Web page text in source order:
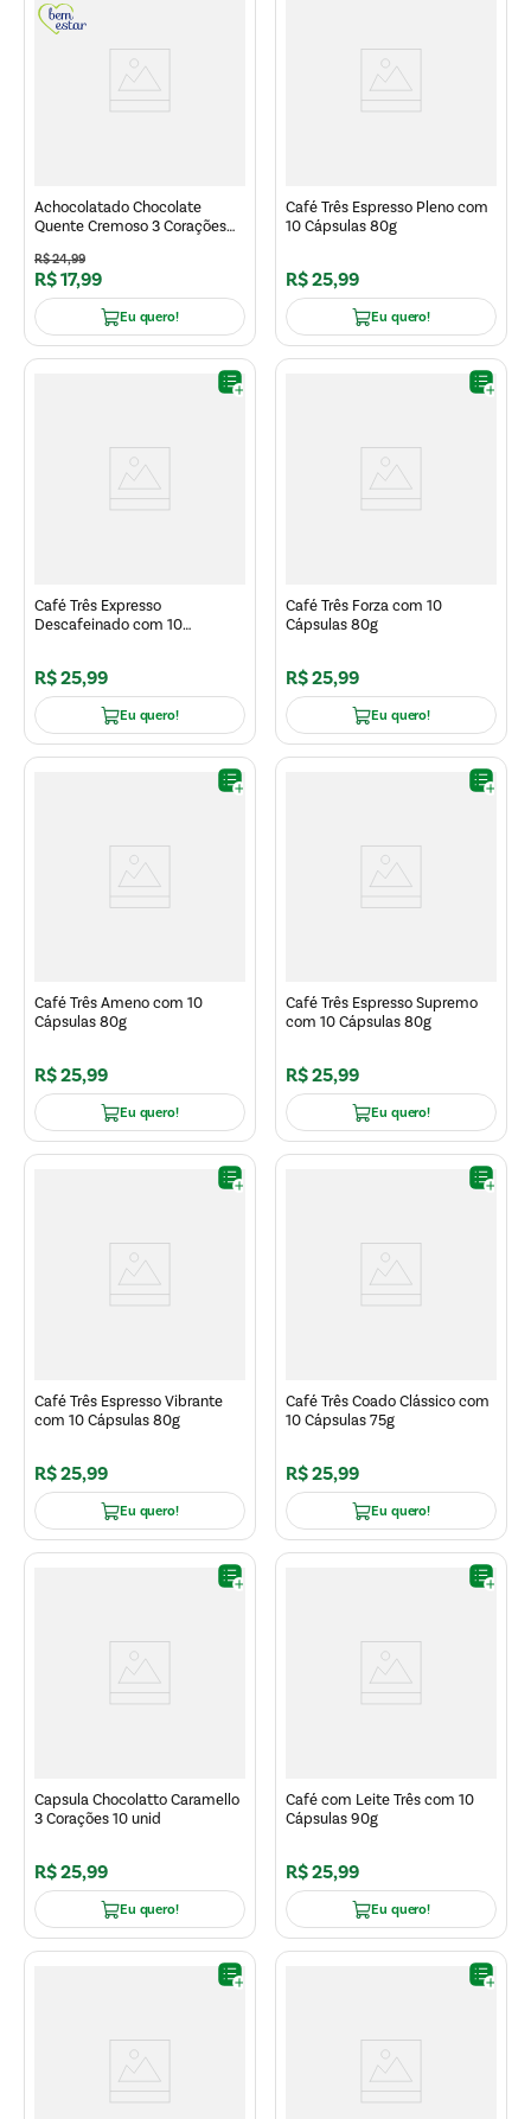
Achocolatado Chocolate
Quente Cremoso 3 Corações
R$24,99
R$17,99
Eu quero!
Café Três Espresso Pleno com
10 Cápsulas 80g
R$25,99
Eu quero!
Café Três Expresso
Descafeinado com 10
R$25,99
Eu quero!
Café Três Forza com 10
Cápsulas 80g
R$25,99
Eu quero!
Café Três Ameno com 10
Cápsulas 80g
R$25,99
Eu quero!
Café Três Espresso Supremo
com 10 Cápsulas 80g
R$25,99
Eu quero!
Café Três Espresso Vibrante
com 10 Cápsulas 80g
R$25,99
Eu quero!
Café Três Coado Clássico com
10 Cápsulas 75g
R$25,99
Eu quero!
Capsula Chocolatto Caramello
3 Corações 10 unid
R$25,99
Eu quero!
Café com Leite Três com 10
Cápsulas 90g
R$25,99
Eu quero!